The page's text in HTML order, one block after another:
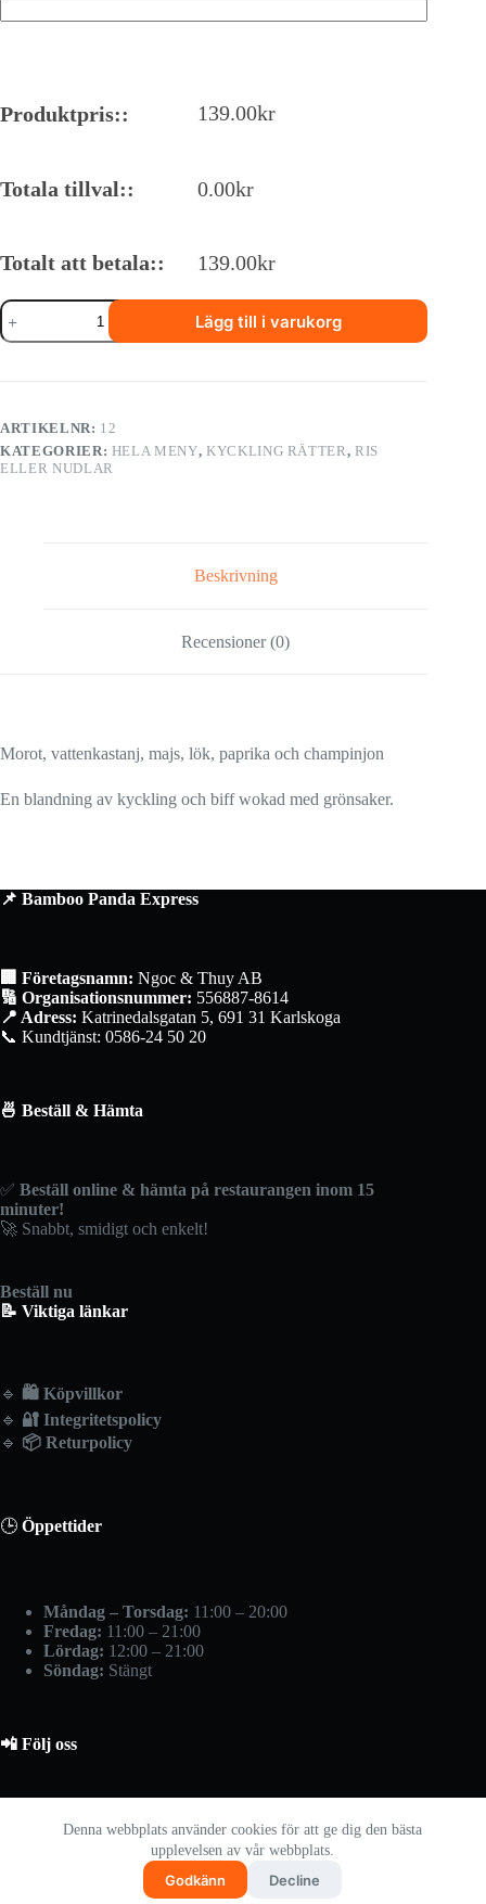
Denna webbplats använder cookies för att ge dig den bästa
upplevelsen av vår webbplats.
Godkänn Decline
Produktpris:: 139.00kr
Totala tillval:: 0.00kr
Totalt att betala:: 139.00kr
12.
Wok
mix
grönsaker
mängd
Lägg till i varukorg
ARTIKELNR: 12
KATEGORIER: HELA MENY, KYCKLING RÄTTER,RIS
ELLER NUDLAR
Beskrivning
Recensioner (0)
Morot, vattenkastanj, majs, lök, paprika och champinjon
En blandning av kyckling och biff wokad med grönsaker.
📌 Bamboo Panda Express
🏢 Företagsnamn: Ngoc & Thuy AB
🔢 Organisationsnummer: 556887-8614
📍 Adress: Katrinedalsgatan 5, 691 31 Karlskoga
📞 Kundtjänst: 0586-24 50 20
🍜 Beställ & Hämta
✅ Beställ online & hämta på restaurangen inom 15
minuter!
🚀 Snabbt, smidigt och enkelt!
Beställ nu
📝 Viktiga länkar
🔹 🛍️ Köpvillkor
🔹 🔐 Integritetspolicy
🔹 📦 Returpolicy
🕒 Öppettider
Måndag – Torsdag: 11:00 – 20:00
Fredag: 11:00 – 21:00
Lördag: 12:00 – 21:00
Söndag: Stängt
📲 Följ oss
📷 Instagram
Tech Master - Specialister på Webb- och E-